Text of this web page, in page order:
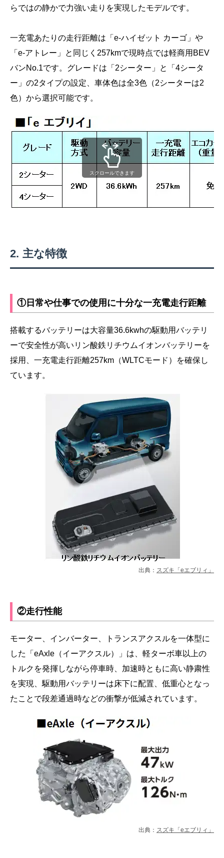
らではの静かで力強い走りを実現したモデルです。
一充電あたりの走行距離は「e-ハイゼット カーゴ」や
「e-アトレー」と同じく257kmで現時点では軽商用BEV
バンNo.1です。グレードは「2シーター」と「4シータ
ー」の2タイプの設定、車体色は全3色（2シーターは2
色）から選択可能です。
スクロールできます
主な特徴
①日常や仕事での使用に十分な一充電走行距離
搭載するバッテリーは大容量36.6kwhの駆動用バッテリ
ーで安全性が高いリン酸鉄リチウムイオンバッテリーを
採用、一充電走行距離257km（WLTCモード）を確保し
ています。
出典： スズキ「eエブリィ」
②走行性能
モーター、インバーター、トランスアクスルを一体型に
した「eAxle（イーアクスル）」は、軽ターボ車以上の
トルクを発揮しながら停車時、加速時ともに高い静粛性
を実現、駆動用バッテリーは床下に配置、低重心となっ
たことで段差通過時などの衝撃が低減されています。
出典： スズキ「eエブリィ」